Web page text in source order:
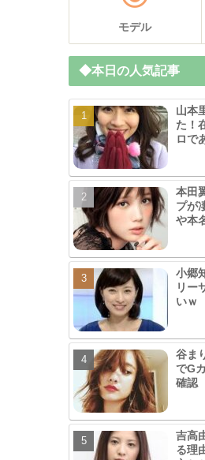
モデル
◆本日の人気記事
山本
た！
ロで
本田
プが
や本
小郷
リー
いｗ
谷ま
でG
確認
吉高
る理